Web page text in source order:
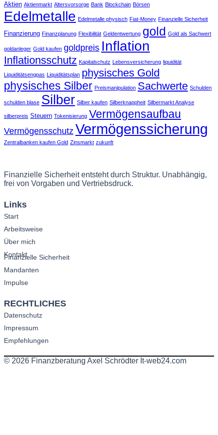
Aktien Aktienmarkt Altersvorsorge Bank Blockchain Börsen
Edelmetalle Edelmetalle physisch Fiat-Money Finanzielle Sicherheit
Finanzierung Finanzplanung Flexibilität Geldentwertung gold Gold als Sachwert
goldanleger Gold kaufen goldpreis Inflation
Inflationsschutz Kapitalschutz Lebensversicherung liquidität
Liquiditätsengpas Liquiditätsplan physisches Gold
physisches Silber Preismanipulation Sachwerte Schulden
schulden blase Silber Silber kaufen Silberknappheit Silbermarkt Analyse
silberpreis Steuern Tokenisierung Vermögensaufbau
VermögensschutzVermögenssicherung
Zentralbanken kaufen Gold Zinsmarkt zukunft
Finanzielle Sicherheit entsteht durch Struktur. Unabhängig,
frei von Vorgaben und Vertriebsdruck.
Links
Start
Arbeitsweise
Über mich
Kontakt
Finanzielle Sicherheit
Mandanten
Impulse
RECHTLICHES
Datenschutz
Impressum
Empfehlungen